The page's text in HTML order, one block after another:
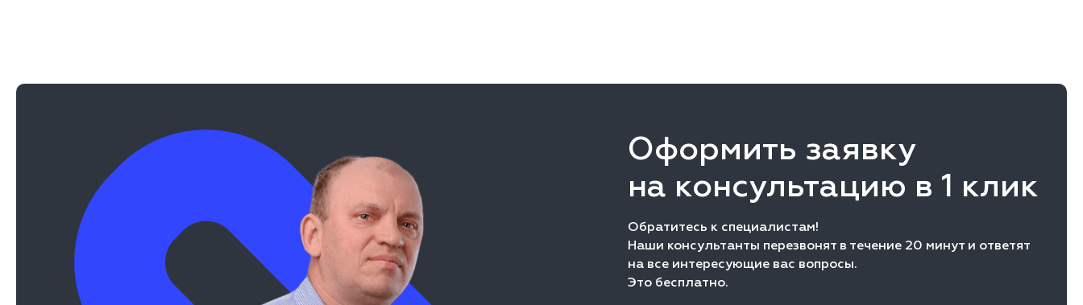
Оформить заявку
на консультацию в 1 клик
Обратитесь к специалистам!
Наши консультанты перезвонят в течение 20 минут и ответят
на все интересующие вас вопросы.
Это бесплатно.